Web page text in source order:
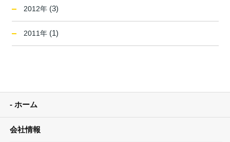
2012年 (3)
2011年 (1)
ホーム
会社情報